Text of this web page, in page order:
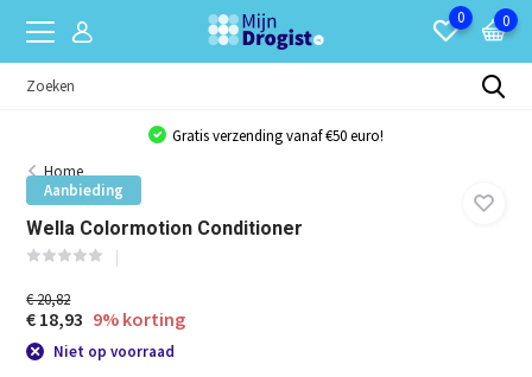
0 0
Gratis verzending vanaf €50 euro!
Home
Aanbieding
Wella Colormotion Conditioner
€ 20,82
€ 18,93 9% korting
Niet op voorraad